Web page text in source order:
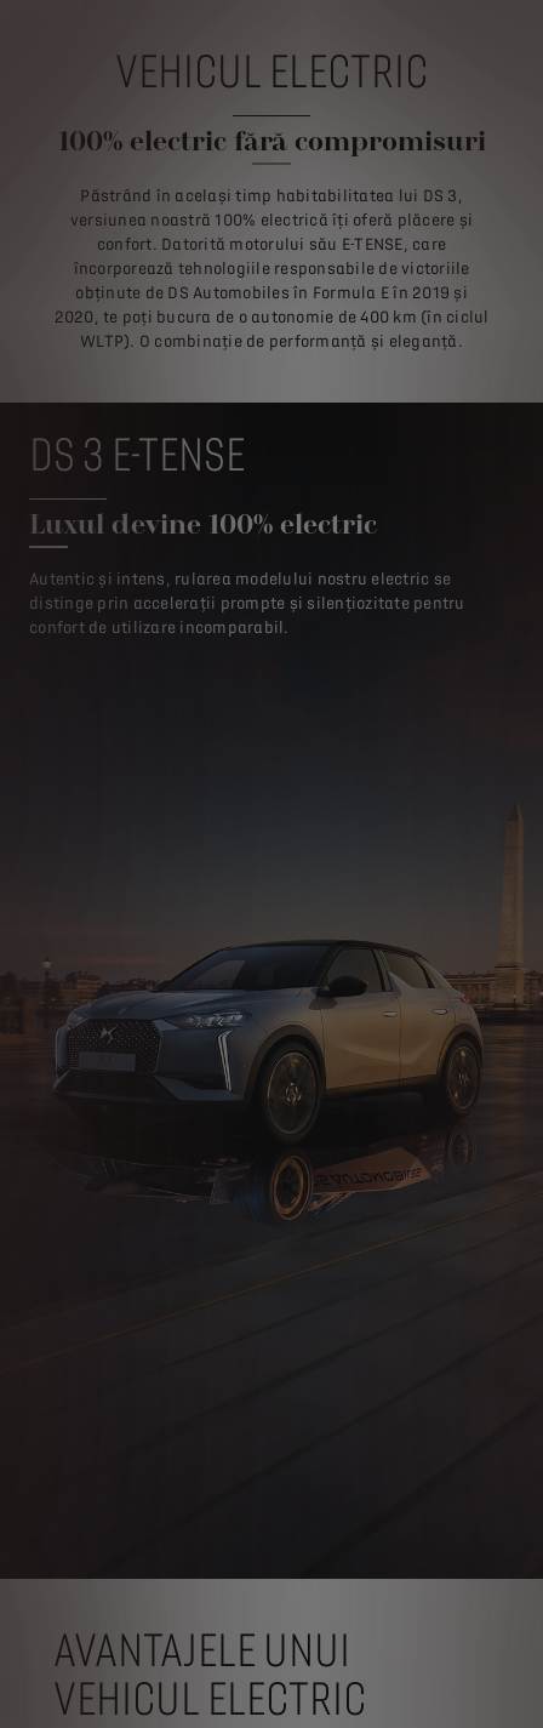
VEHICUL ELECTRIC
100% electric fără compromisuri
Păstrând în același timp habitabilitatea lui DS 3,
versiunea noastră 100% electrică îți oferă plăcere și
confort. Datorită motorului său E-TENSE, care
încorporează tehnologiile responsabile de victoriile
obținute de DS Automobiles în Formula E în 2019 și
2020, te poți bucura de o autonomie de 400 km (în ciclul
WLTP). O combinație de performanță și eleganță.
DS 3 E-TENSE
Luxul devine 100% electric
Autentic și intens, rularea modelului nostru electric se
distinge prin accelerații prompte și silențiozitate pentru
confort de utilizare incomparabil.
AVANTAJELE UNUI
VEHICUL ELECTRIC